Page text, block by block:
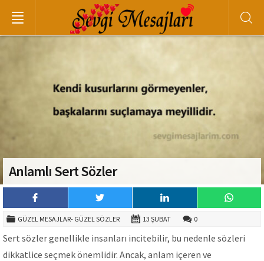
Anlamlı Sert Sözler
GÜZEL MESAJLAR- GÜZEL SÖZLER 13 ŞUBAT 0
Sert sözler genellikle insanları incitebilir, bu nedenle sözleri
dikkatlice seçmek önemlidir. Ancak, anlam içeren ve